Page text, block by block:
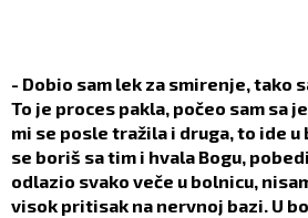
- Dobio sam lek za smirenje, tako
To je proces pakla, počeo sam sa
mi se posle tražila i druga, to ide u
se boriš sa tim i hvala Bogu,
odlazio svako veče u bolnicu,
visok pritisak na nervnoj bazi. U